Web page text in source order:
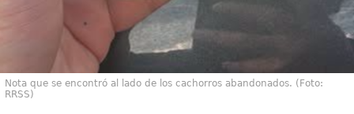
Nota que se encontró al lado de los cachorros abandonados. (Foto:
RRSS)